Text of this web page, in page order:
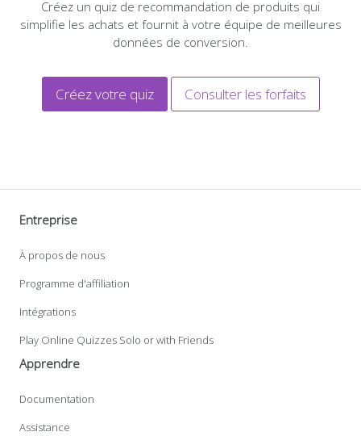
Créez un quiz de recommandation de produits qui
simplifie les achats et fournit à votre équipe de meilleures
données de conversion.
Créez votre quiz Consulter les forfaits
Entreprise
À propos de nous
Programme d'affiliation
Intégrations
Play Online Quizzes Solo or with Friends
Apprendre
Documentation
Assistance